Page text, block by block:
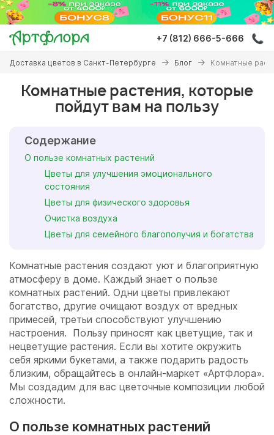
Перейти
основному
содержанию
+7 (812) 666-5-666
Вы
здесь
Доставка цветов в Санкт-Петербурге Блог Комнатные
Комнатные растения, которые
пойдут вам на пользу
Содержание
О пользе комнатных растений
Цветы для улучшения эмоционального
состояния
Цветы для физического здоровья
Очистка воздуха
Цветы для семейного благополучия и богатства
Комнатные растения создают уют и благоприятную
атмосферу в доме. Каждый знает о пользе
комнатных растений. Одни цветы привлекают
богатство, другие очищают воздух от вредных
примесей, третьи способствуют улучшению
настроения. Пользу приносят как цветущие, так и
нецветущие растения. Если вы хотите окружить
себя яркими букетами, а также подарить радость
близким, обращайтесь в онлайн-маркет «АртФлора».
Мы создадим для вас цветочные композиции любой
сложности.
О пользе комнатных растений